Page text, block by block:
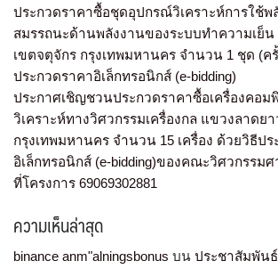
ประกวดราคาซื้อชุดอุปกรณ์วิเคราะห์การใช้พ
สมรรถนะด้านพลังงานของระบบทำความเย็
เขตจตุจักร กรุงเทพมหานคร จำนวน 1 ชุด (ค
ประกวดราคาอิเล็กทรอนิกส์ (e-bidding)
ประกาศเชิญชวนประกวดราคาซื้อเครื่องคอม
วิเคราะห์ทางวิศวกรรมเครื่องกล แขวงลาดย
กรุงเทพมหานคร จำนวน 15 เครื่อง ด้วยวิธีปร
อิเล็กทรอนิกส์ (e-bidding)ของคณะวิศวกรรม
ที่โครงการ 69069302881
ความเห็นล่าสุด
binance anm"alningsbonus บน ประชาสัมพัน